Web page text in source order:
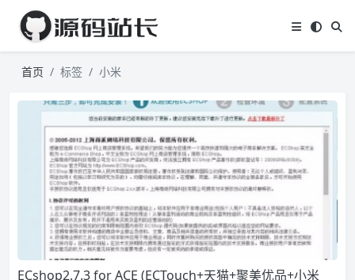
首页 标签 小米
ECshop2.7.3 for ACE (ECTouch+天猫+聚美优品+小米